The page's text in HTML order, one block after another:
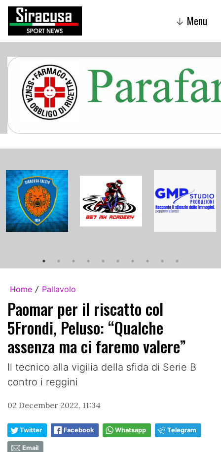
↓ Menu
Home / Pallavolo
Paomar per il riscatto col
5Frondi, Peluso: “Qualche
assenza ma ci faremo valere”
Il tecnico alla vigilia della sfida di Serie B
contro i reggini
02 December 2022, 11:34
Twitter Facebook Whatsapp Telegram
Email